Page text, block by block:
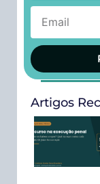
Artigos